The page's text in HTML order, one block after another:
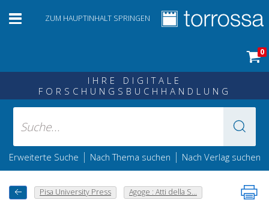
ZUM HAUPTINHALT SPRINGEN
0
IHRE DIGITALE
FORSCHUNGSBUCHHANDLUNG
Erweiterte Suche | Nach Thema suchen | Nach Verlag suchen
Pisa University Press Agoge : Atti della S...